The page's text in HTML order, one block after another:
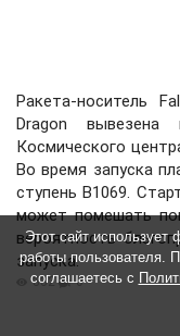
Ракета-носитель
Dragon
Космического
Во время запуска
ступень B1069.
может помешать
вероятность
запуска.
332 0
Этот сайт
работы пользователя.
соглашаетесь с